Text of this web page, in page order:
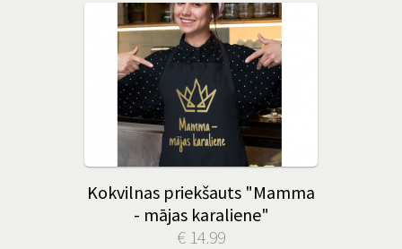
Kokvilnas priekšauts "Mamma
- mājas karaliene"
€ 14.99